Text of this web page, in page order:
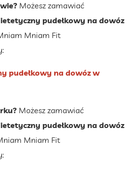
Możesz zamawiać
pudełkowy na dowóz
Mniam Fit
pudełkowy na dowóz w
Możesz zamawiać
pudełkowy na dowóz
Mniam Fit